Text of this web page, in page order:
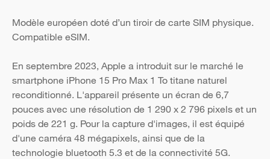
Modèle européen doté d’un tiroir de carte SIM physique.
Compatible eSIM.
En septembre 2023, Apple a introduit sur le marché le
smartphone iPhone 15 Pro Max 1 To titane naturel
reconditionné. L'appareil présente un écran de 6,7
pouces avec une résolution de 1 290 x 2 796 pixels et un
poids de 221 g. Pour la capture d'images, il est équipé
d'une caméra 48 mégapixels, ainsi que de la
technologie bluetooth 5.3 et de la connectivité 5G.